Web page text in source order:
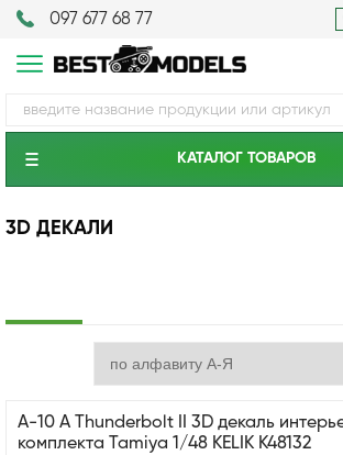
097 677 68 77
КАТАЛОГ ТОВАРОВ
3D ДЕКАЛИ
A-10 A Thunderbolt II 3D декаль
комплекта Tamiya 1/48 KELIK K48132